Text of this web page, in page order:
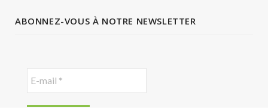
ABONNEZ-VOUS À NOTRE NEWSLETTER